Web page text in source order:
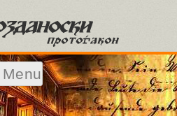
Menu